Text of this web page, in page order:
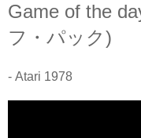
Game of the
フ・パック)
- Atari 1978